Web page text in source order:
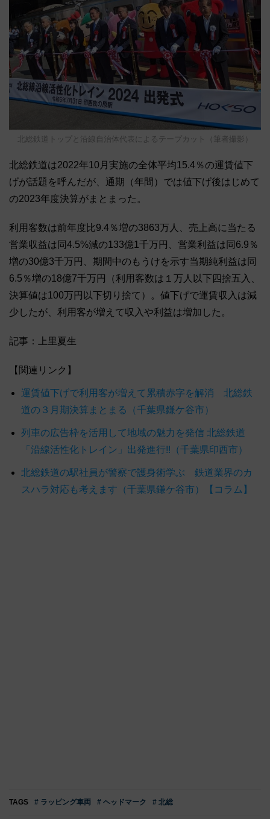
北総鉄道トップと沿線自治体代表によるテープカット（筆者撮影）
北総鉄道は2022年10月実施の全体平均15.4％の運賃値下
げが話題を呼んだが、通期（年間）では値下げ後はじめて
の2023年度決算がまとまった。
利用客数は前年度比9.4％増の3863万人、売上高に当たる
営業収益は同4.5%減の133億1千万円、営業利益は同6.9％
増の30億3千万円、期間中のもうけを示す当期純利益は同
6.5％増の18億7千万円（利用客数は１万人以下四捨五入、
決算値は100万円以下切り捨て）。値下げで運賃収入は減
少したが、利用客が増えて収入や利益は増加した。
記事：上里夏生
【関連リンク】
運賃値下げで利用客が増えて累積赤字を解消 北総鉄
道の３月期決算まとまる（千葉県鎌ケ谷市）
列車の広告枠を活用して地域の魅力を発信 北総鉄道
「沿線活性化トレイン」出発進行!!（千葉県印西市）
北総鉄道の駅社員が警察で護身術学ぶ 鉄道業界のカ
スハラ対応も考えます（千葉県鎌ケ谷市）【コラム】
TAGS # ラッピング車両 # ヘッドマーク # 北総